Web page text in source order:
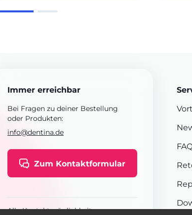
Immer erreichbar
Bei Fragen zu deiner Bestellung
oder Produkten:
info@dentina.de
Zum Kontaktformular
Alle Kontaktmöglichkeiten